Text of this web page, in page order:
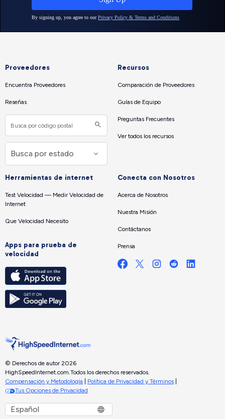
Proveedores
Encuentra Proveedores
Reseñas
Recursos
Comparación de Proveedores
Guías de Equipo
Preguntas Frecuentes
Ver todos los recursos
Herramientas de internet
Test Velocidad — Medir Velocidad de
Internet
Que Velocidad Necesito
Apps para prueba de
velocidad
Conecta con Nosotros
Acerca de Nosotros
Nuestra Misión
Contáctanos
Prensa
© Derechos de autor 2026
HighSpeedInternet.com. Todos los derechos reservados.
Compensación y Metodología
Política de Privacidad y Términos
Tus Opciones de Privacidad